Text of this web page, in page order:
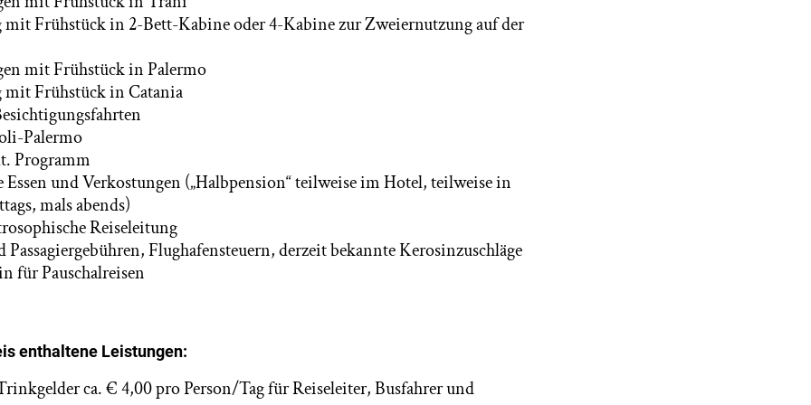
mit Frühstück in 2-Bett-Kabine oder 4-Kabine zur Zweiernutzung auf der
mit Frühstück in Palermo
mit Frühstück in Catania
Palermo
Programm
Essen und Verkostungen („Halbpension“ teilweise im Hotel, teilweise in
mals abends)
Reiseleitung
Passagiergebühren, Flughafensteuern, derzeit bekannte Kerosinzuschläge
für Pauschalreisen
enthaltene Leistungen:
ca. € 4,00 pro Person/Tag für Reiseleiter, Busfahrer und